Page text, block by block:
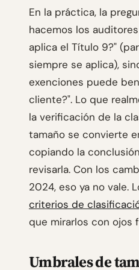
En la práctica, la
hacemos los
aplica el Título 9?"
siempre se aplica),
exenciones puede
cliente?". Lo que
la verificación de la
tamaño se convierte
copiando la
revisarla. Con los
2024, eso ya no vale.
criterios de
que mirarlos con ojos
Umbrales de